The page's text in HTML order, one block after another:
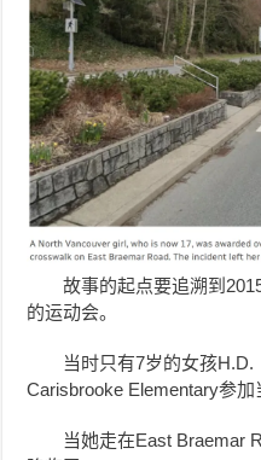
故事的起点要追溯到
的运动会。
当时只有7岁的女孩
Carisbrooke Elementary参加
当她走在East Braemar